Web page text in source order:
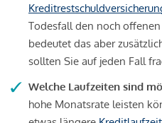
Todesfall den noch
bedeutet das aber
sollten Sie auf jeden Fall
Welche Laufzeiten sind
hohe Monatsrate leisten